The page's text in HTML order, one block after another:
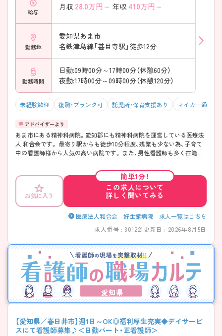
給与
月収 28.0万円～ 年収 410万円～
勤務地
愛知県あま市
名鉄津島線「甚目寺駅」徒歩12分
勤務時間
日勤:09時00分～17時00分（休憩60分）
夜勤:17時00分～09時00分（休憩120分）
未経験歓迎 復職・ブランク可 託児所・保育支援あり マイカー通勤可
あま市にある精神科病院。愛知郡にも精神科病院を運営している医療法
人 和合会です。 最寄り駅からも徒歩10分程度、残業も少ない為、子育て
中の看護師様から人気の高い病院です。 また、男性看護師も多く在籍し
輩職員がゆっくり教えて下さいます★ 少しでもご興味がございました
ら、お気軽にお問い合わせ下さい。
お気に入り
簡単1分！
この求人について
詳しく聞いてみる
医療法人和合会 好生館病院 求人一覧はこちら
求人番号 : 301221 更新日 : 2026年8月5日
愛知県
【愛知県／春日井市】週1日～OK◎福利厚生充実◆デイサービ
スにて看護師募集♪＜日勤パート・正看護師＞